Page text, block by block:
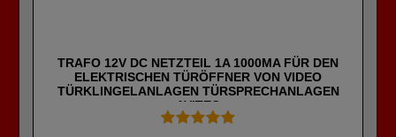
TRAFO 12V DC NETZTEIL 1A 1000MA FÜR DEN
ELEKTRISCHEN TÜRÖFFNER VON VIDEO
TÜRKLINGELANLAGEN TÜRSPRECHANLAGEN
AVITEC